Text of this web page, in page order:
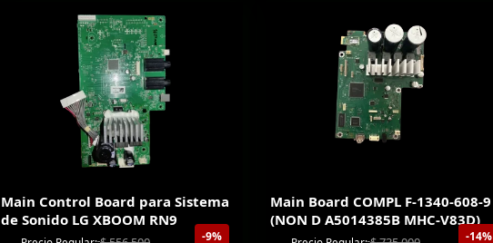
Main Control Board para Sistema
de Sonido LG XBOOM RN9
-9%
Main Board COMPL F-1340-608-9
(NON D A5014385B MHC-V83D)
-14%